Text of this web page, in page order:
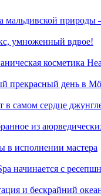
мальдивской природы
умноженный вдвое!
косметика
прекрасный день в
самом сердце
из
в исполнении мастера
начинается с ресепшн
и бескрайний